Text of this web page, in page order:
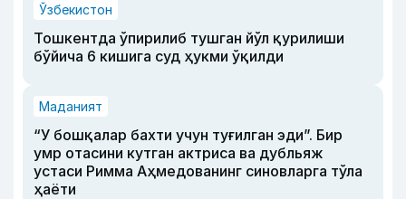
Ўзбекистон
Тошкентда ўпирилиб тушган йўл қурилиши
бўйича 6 кишига суд ҳукми ўқилди
Маданият
“У бошқалар бахти учун туғилган эди”. Бир
умр отасини кутган актриса ва дубльяж
устаси Римма Аҳмедованинг синовларга тўла
ҳаёти